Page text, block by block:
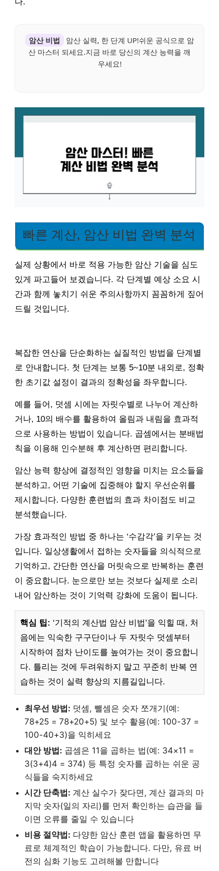
다.
암산 비법
암산 실력, 한 단계 UP!쉬운 공식으로 암
산 마스터 되세요.지금 바로 당신의 계산 능력을 깨
우세요!
빠른 계산, 암산 비법 완벽 분석
실제 상황에서 바로 적용 가능한 암산 기술을 심도
있게 파고들어 보겠습니다. 각 단계별 예상 소요 시
간과 함께 놓치기 쉬운 주의사항까지 꼼꼼하게 짚어
드릴 것입니다.
복잡한 연산을 단순화하는 실질적인 방법을 단계별
로 안내합니다. 첫 단계는 보통 5~10분 내외로, 정확
한 초기값 설정이 결과의 정확성을 좌우합니다.
예를 들어, 덧셈 시에는 자릿수별로 나누어 계산하
거나, 10의 배수를 활용하여 올림과 내림을 효과적
으로 사용하는 방법이 있습니다. 곱셈에서는 분배법
칙을 이용해 인수분해 후 계산하면 편리합니다.
암산 능력 향상에 결정적인 영향을 미치는 요소들을
분석하고, 어떤 기술에 집중해야 할지 우선순위를
제시합니다. 다양한 훈련법의 효과 차이점도 비교
분석했습니다.
가장 효과적인 방법 중 하나는 ‘수감각’을 키우는 것
입니다. 일상생활에서 접하는 숫자들을 의식적으로
기억하고, 간단한 연산을 머릿속으로 반복하는 훈련
이 중요합니다. 눈으로만 보는 것보다 실제로 소리
내어 암산하는 것이 기억력 강화에 도움이 됩니다.
핵심 팁: ‘기적의 계산법 암산 비법’을 익힐 때, 처
음에는 익숙한 구구단이나 두 자릿수 덧셈부터
시작하여 점차 난이도를 높여가는 것이 중요합니
다. 틀리는 것에 두려워하지 말고 꾸준히 반복 연
습하는 것이 실력 향상의 지름길입니다.
최우선 방법: 덧셈, 뺄셈은 숫자 쪼개기(예:
78+25 = 78+20+5) 및 보수 활용(예: 100-37 =
100-40+3)을 익히세요
대안 방법: 곱셈은 11을 곱하는 법(예: 34×11 =
3(3+4)4 = 374) 등 특정 숫자를 곱하는 쉬운 공
식들을 숙지하세요
시간 단축법: 계산 실수가 잦다면, 계산 결과의 마
지막 숫자(일의 자리)를 먼저 확인하는 습관을 들
이면 오류를 줄일 수 있습니다
비용 절약법: 다양한 암산 훈련 앱을 활용하면 무
료로 체계적인 학습이 가능합니다. 다만, 유료 버
전의 심화 기능도 고려해볼 만합니다